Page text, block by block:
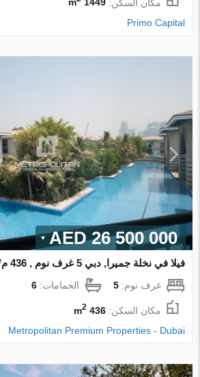
مكان السكن:1449 m
Primo Capital
26 500 000 AED
فيلا في نخلة جميرا, دبي 5 غرف نوم , 436 م² رقم 8716
غرف نوم:5 الحمامات:6
مكان السكن:436 m
2
Metropolitan Premium Properties - Dubai